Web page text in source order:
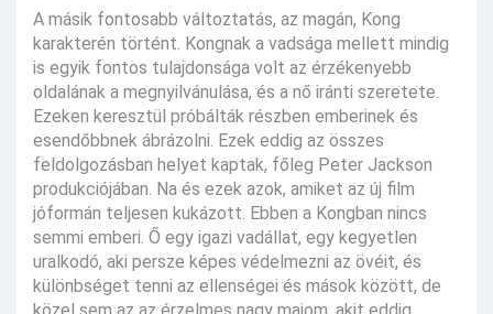
A másik fontosabb változtatás, az magán, Kong
karakterén történt. Kongnak a vadsága mellett mindig
is egyik fontos tulajdonsága volt az érzékenyebb
oldalának a megnyilvánulása, és a nő iránti szeretete.
Ezeken keresztül próbálták részben emberinek és
esendőbbnek ábrázolni. Ezek eddig az összes
feldolgozásban helyet kaptak, főleg Peter Jackson
produkciójában. Na és ezek azok, amiket az új film
jóformán teljesen kukázott. Ebben a Kongban nincs
semmi emberi. Ő egy igazi vadállat, egy kegyetlen
uralkodó, aki persze képes védelmezni az övéit, és
különbséget tenni az ellenségei és mások között, de
közel sem az az érzelmes nagy majom, akit eddig